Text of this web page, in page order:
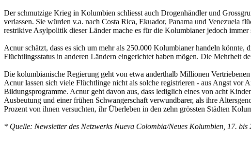
Der schmutzige Krieg in Kolumbien schliesst auch Drogenhändler und
verlassen. Sie würden v.a. nach Costa Rica, Ekuador, Panama und Venezuela
restrikive Asylpolitik dieser Länder mache es für die Kolumbianer jedoch
Acnur schätzt, dass es sich um mehr als 250.000 Kolumbianer handeln
Flüchtlingsstatus in anderen Ländern eingerichtet haben mögen. Die Mehrheit
Die kolumbianische Regierung geht von etwa anderthalb Millionen
Acnur lassen sich viele Flüchtlinge nicht als solche registrieren - aus Angst
Bildungsprogramme. Acnur geht davon aus, dass lediglich eines von acht
Ausbeutung und einer frühen Schwangerschaft verwundbarer, als ihre
Prozent von ihnen versuchten, ihr Überleben in den zehn grössten Städten
* Quelle: Newsletter des Netzwerks Nueva Colombia/Neues Kolumbien, 17.